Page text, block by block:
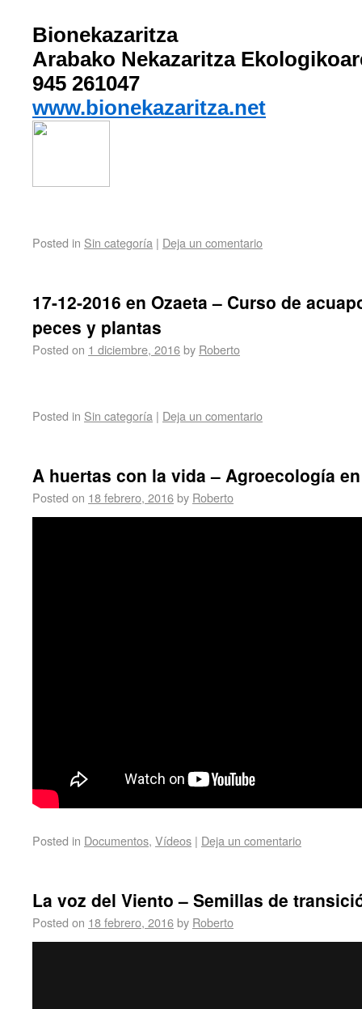
Bionekazaritza
Arabako Nekazaritza
945 261047
www.bionekazaritza.net
Posted in Sin categoría | Deja un comentario
17-12-2016 en Ozaeta – Curso de
peces y plantas
Posted on 1 diciembre, 2016by Roberto
Posted in Sin categoría | Deja un comentario
A huertas con la vida – Agroecología
Posted on 18 febrero, 2016by Roberto
Posted in Documentos, Vídeos | Deja un comentario
La voz del Viento – Semillas de
Posted on 18 febrero, 2016by Roberto